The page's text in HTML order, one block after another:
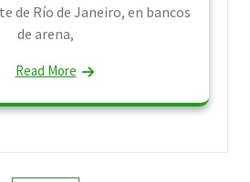
de Río de Janeiro, en bancos
de arena,
Read More